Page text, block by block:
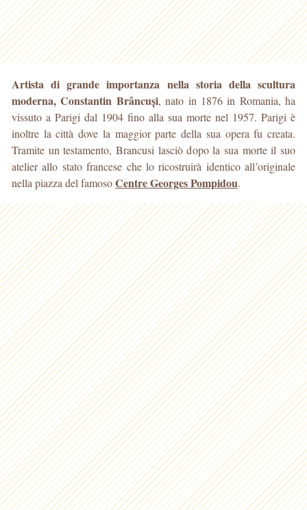
Artista di grande importanza nella storia della scultura
moderna, Constantin Brâncuși, nato in 1876 in Romania, ha
vissuto a Parigi dal 1904 fino alla sua morte nel 1957. Parigi è
inoltre la città dove la maggior parte della sua opera fu creata.
Tramite un testamento, Brancusi lasciò dopo la sua morte il suo
atelier allo stato francese che lo ricostruirà identico all’originale
nella piazza del famosoCentre Georges Pompidou.